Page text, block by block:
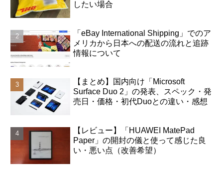
したい場合
「eBay International Shipping」でのア
メリカから日本への配送の流れと追跡
情報について
【まとめ】国内向け「Microsoft
Surface Duo 2」の発表、スペック・発
売日・価格・初代Duoとの違い・感想
【レビュー】「HUAWEI MatePad
Paper」の開封の儀と使って感じた良
い・悪い点（改善希望）